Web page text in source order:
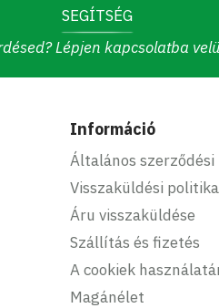
SEGÍTSÉG
Lépjen kapcsolatba
Információ
Általános
Visszaküldési politika
Áru visszaküldése
Szállítás és fizetés
A cookiek
Magánélet